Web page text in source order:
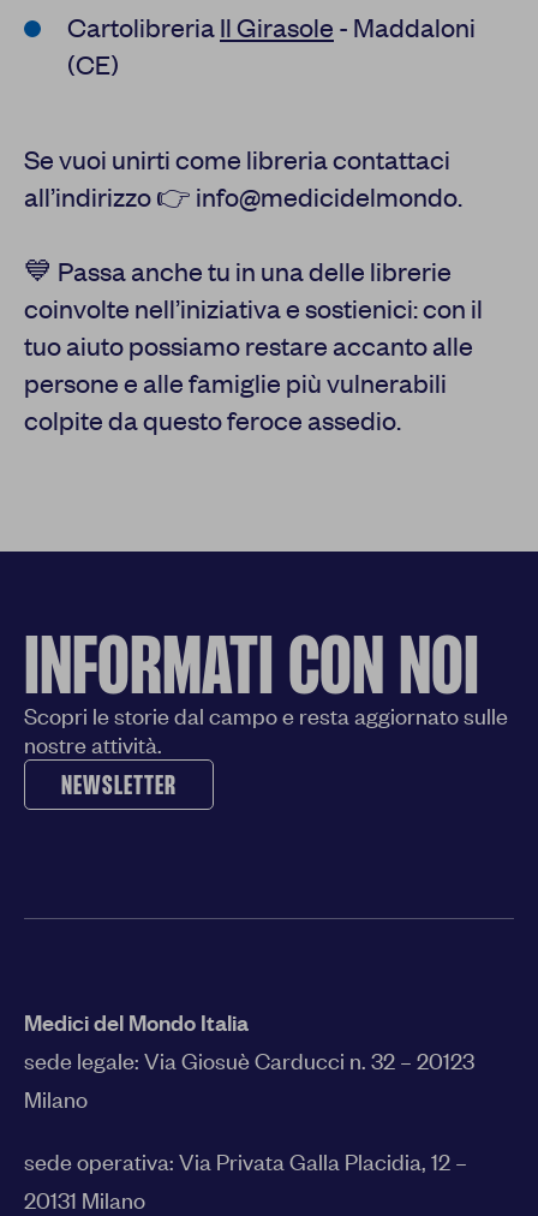
CartolibreriaIl Girasole - Maddaloni
(CE)
Se vuoi unirti come libreria contattaci
all’indirizzo 👉 info@medicidelmondo.
💙 Passa anche tu in una delle librerie
coinvolte nell’iniziativa e sostienici: con il
tuo aiuto possiamo restare accanto alle
persone e alle famiglie più vulnerabili
colpite da questo feroce assedio.
INFORMATI CON NOI
Scopri le storie dal campo e resta aggiornato sulle
nostre attività.
NEWSLETTER
Medici del Mondo Italia
sede legale: Via Giosuè Carducci n. 32 – 20123
Milano
sede operativa: Via Privata Galla Placidia, 12 –
20131 Milano